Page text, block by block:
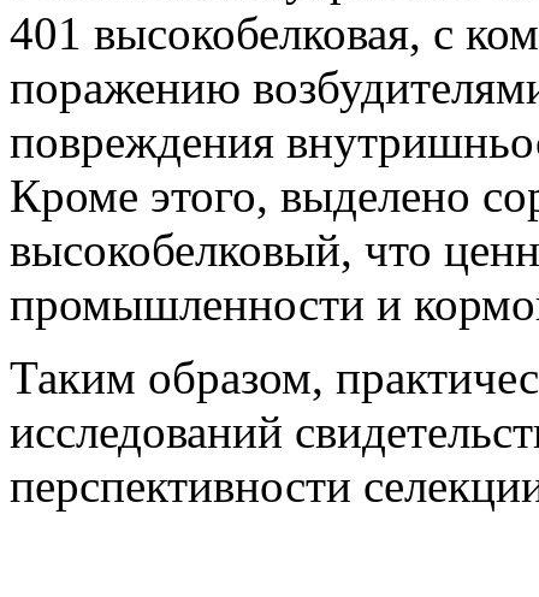
401 высокобелковая, с
поражению
повреждения
Кроме этого, выделено
высокобелковый, что
промышленности и
Таким образом,
исследований
перспективности